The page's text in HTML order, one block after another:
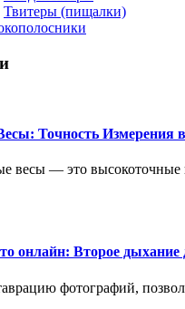
Твитеры (пищалки)
Точность
весы — это высокоточные
онлайн: Второе
фотографий,